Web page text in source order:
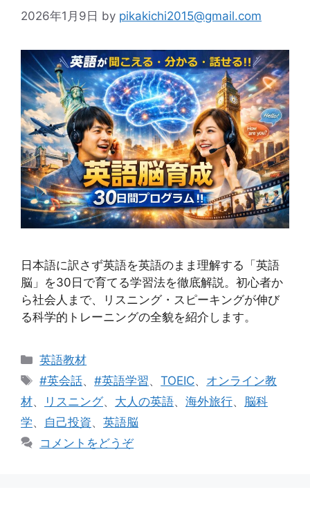
2026年1月9日 by pikakichi2015@gmail.com
日本語に訳さず英語を英語のまま理解する「英語
脳」を30日で育てる学習法を徹底解説。初心者か
ら社会人まで、リスニング・スピーキングが伸び
る科学的トレーニングの全貌を紹介します。
カ
テ
リ
ー
英語教材
タ
グ
#英会話、#英語学習、TOEIC、 オンライン教
材、 リスニング、 大人の英語、 海外旅行、 脳科
学、 自己投資、 英語脳
コメントをどうぞ